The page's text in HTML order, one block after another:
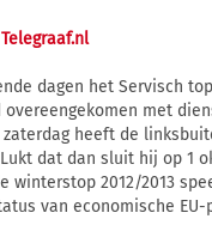
dagen het Servisch
overeengekomen met
heeft de
dat dan sluit hij op 1
winterstop 2012/2013
van economische